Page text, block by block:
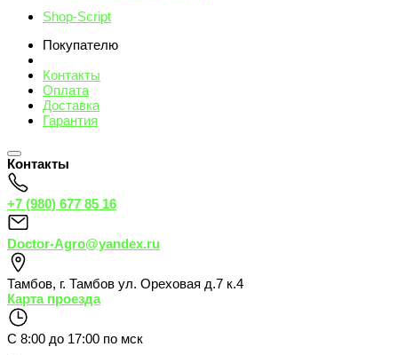
Shop-Script
Покупателю
Контакты
Оплата
Доставка
Гарантия
Контакты
+7 (980) 677 85 16
Doctor-Agro@yandex.ru
Тамбов, г. Тамбов ул. Ореховая д.7 к.4
Карта проезда
С 8:00 до 17:00 по мск